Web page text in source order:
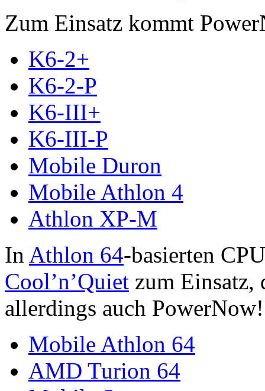
Zum Einsatz kommt
K6-2+
K6-2-P
K6-III+
K6-III-P
Mobile Duron
Mobile Athlon 4
Athlon XP-M
In Athlon 64-basierten
Cool’n’Quiet zum Einsatz,
allerdings auch
Mobile Athlon 64
AMD Turion 64